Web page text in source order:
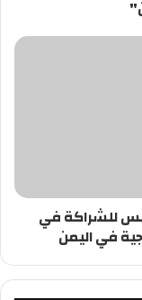
للشراكة في
في اليمن